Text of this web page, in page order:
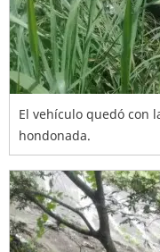
El vehículo quedó con
hondonada.